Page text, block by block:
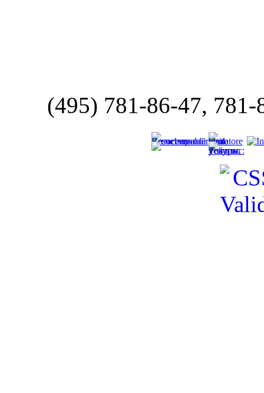
(495) 781-86-47,